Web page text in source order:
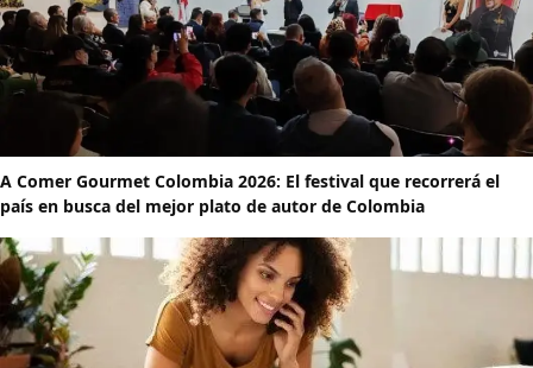
A Comer Gourmet Colombia 2026: El festival que recorrerá el
país en busca del mejor plato de autor de Colombia